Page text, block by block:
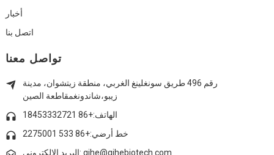
أخبار
اتصل بنا
تواصل معنا
رقم 496 طريق سونغلينغ الغربي، منطقة زيتشوان، مدينة
زيبو،شاندونغمقاطعة الصين
الهاتف:+86 18453332721
خط أرضي:+86 533 2275001
البريد الإلكتروني: qihe@qihebiotech.com